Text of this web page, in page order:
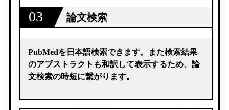
03 論文検索
PubMedを日本語検索できます。また検索結果
のアブストラクトも和訳して表示するため、論
文検索の時短に繋がります。